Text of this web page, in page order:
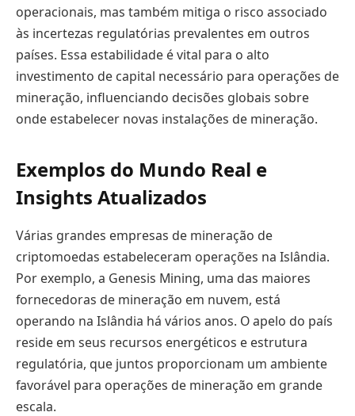
operacionais, mas também mitiga o risco associado
às incertezas regulatórias prevalentes em outros
países. Essa estabilidade é vital para o alto
investimento de capital necessário para operações de
mineração, influenciando decisões globais sobre
onde estabelecer novas instalações de mineração.
Exemplos do Mundo Real e
Insights Atualizados
Várias grandes empresas de mineração de
criptomoedas estabeleceram operações na Islândia.
Por exemplo, a Genesis Mining, uma das maiores
fornecedoras de mineração em nuvem, está
operando na Islândia há vários anos. O apelo do país
reside em seus recursos energéticos e estrutura
regulatória, que juntos proporcionam um ambiente
favorável para operações de mineração em grande
escala.